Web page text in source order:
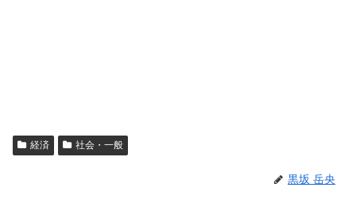
経済 社会・一般
黒坂 岳央